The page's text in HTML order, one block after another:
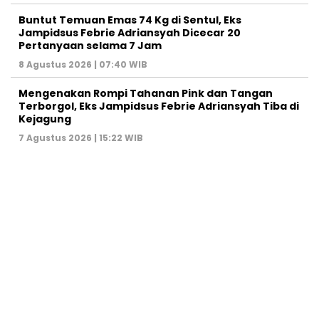
Buntut Temuan Emas 74 Kg di Sentul, Eks
Jampidsus Febrie Adriansyah Dicecar 20
Pertanyaan selama 7 Jam
8 Agustus 2026 | 07:40 WIB
Mengenakan Rompi Tahanan Pink dan Tangan
Terborgol, Eks Jampidsus Febrie Adriansyah Tiba di
Kejagung
7 Agustus 2026 | 15:22 WIB